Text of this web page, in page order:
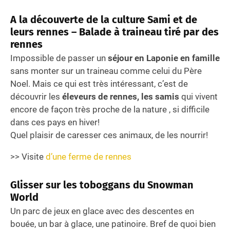
A la découverte de la culture Sami et de
leurs rennes – Balade à traineau tiré par des
rennes
Impossible de passer un séjour en Laponie en famille
sans monter sur un traineau comme celui du Père
Noel. Mais ce qui est très intéressant, c’est de
découvrir les éleveurs de rennes, les samis qui vivent
encore de façon très proche de la nature , si difficile
dans ces pays en hiver!
Quel plaisir de caresser ces animaux, de les nourrir!
>> Visite d’une ferme de rennes
Glisser sur les toboggans du Snowman
World
Un parc de jeux en glace avec des descentes en
bouée, un bar à glace, une patinoire. Bref de quoi bien